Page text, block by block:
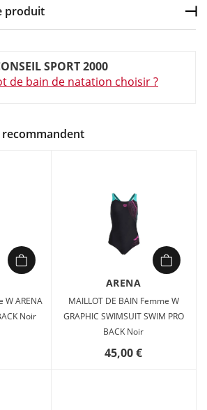
produit
polyester
SPORT 2000
de bain de natation choisir ?
W ARENA
Noir
ARENA
MAILLOT DE BAIN Femme W
GRAPHIC SWIMSUIT SWIM PRO
BACK Noir
45,00 €